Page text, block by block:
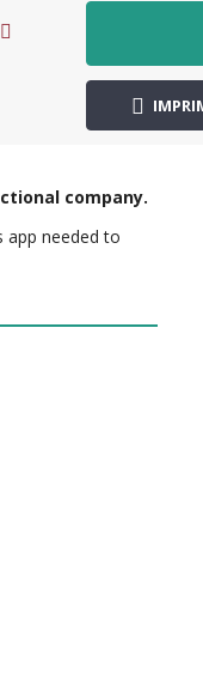
company.
app needed to